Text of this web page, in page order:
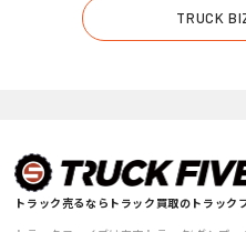
TRUCK
トラック売るならトラック買取のトラック